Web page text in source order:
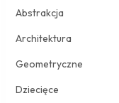
Abstrakcja
Architektura
Geometryczne
Dziecięce